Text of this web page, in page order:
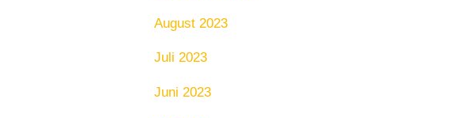
August 2023
Juli 2023
Juni 2023